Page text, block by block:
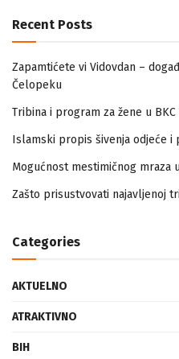
Recent Posts
Zapamtićete vi Vidovdan –
Čelopeku
Tribina i program za žene u BKC
Islamski propis šivenja odjeće i
Mogućnost mestimičnog mraza
Zašto prisustvovati najavljenoj
Categories
AKTUELNO
ATRAKTIVNO
BIH